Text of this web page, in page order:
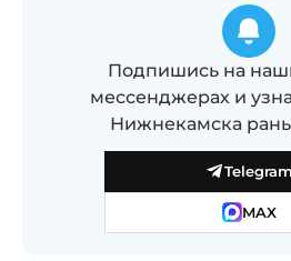
Подпишись на
мессенджерах и
Нижнекамска
Telegram
MAX